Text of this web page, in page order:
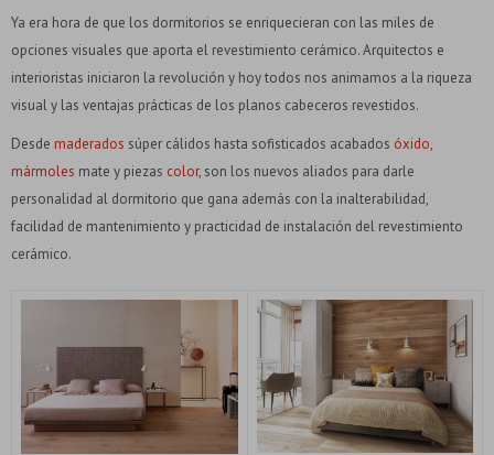
Ya era hora de que los dormitorios se enriquecieran con las miles de
opciones visuales que aporta el revestimiento cerámico. Arquitectos e
interioristas iniciaron la revolución y hoy todos nos animamos a la riqueza
visual y las ventajas prácticas de los planos cabeceros revestidos.
Desde maderados súper cálidos hasta sofisticados acabados óxido,
mármoles mate y piezas color, son los nuevos aliados para darle
personalidad al dormitorio que gana además con la inalterabilidad,
facilidad de mantenimiento y practicidad de instalación del revestimiento
cerámico.